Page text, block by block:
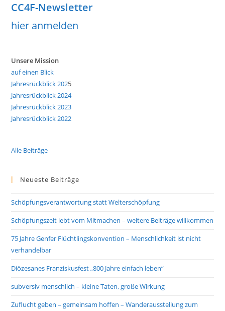
CC4F-Newsletter
hier anmelden
Unsere Mission
auf einen Blick
Jahresrückblick 2025
Jahresrückblick 2024
Jahresrückblick 2023
Jahresrückblick 2022
Alle Beiträge
Neueste Beiträge
Schöpfungsverantwortung statt Welterschöpfung
Schöpfungszeit lebt vom Mitmachen – weitere Beiträge willkommen
75 Jahre Genfer Flüchtlingskonvention – Menschlichkeit ist nicht
verhandelbar
Diözesanes Franziskusfest „800 Jahre einfach leben“
subversiv menschlich – kleine Taten, große Wirkung
Zuflucht geben – gemeinsam hoffen – Wanderausstellung zum